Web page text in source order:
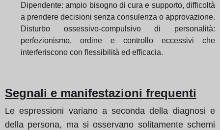
Dipendente: ampio bisogno di cura e supporto, difficoltà
a prendere decisioni senza consulenza o approvazione.
Disturbo ossessivo-compulsivo di personalità:
perfezionismo, ordine e controllo eccessivi che
interferiscono con flessibilità ed efficacia.
Segnali e manifestazioni frequenti
Le espressioni variano a seconda della diagnosi e
della persona, ma si osservano solitamente schemi